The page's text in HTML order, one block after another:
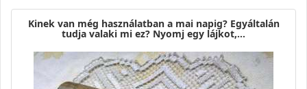
Kinek van még használatban a mai napig? Egyáltalán
tudja valaki mi ez? Nyomj egy lájkot,…